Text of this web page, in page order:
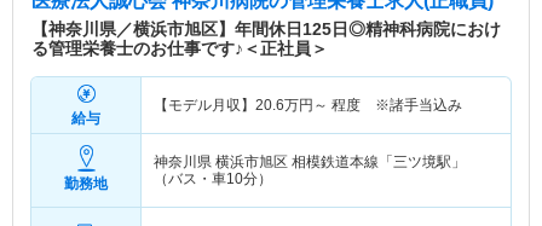
【神奈川県／横浜市旭区】年間休日125日◎精神科病院におけ
る管理栄養士のお仕事です♪＜正社員＞
給与
【モデル月収】 20.6万円～ 程度 ※諸手当込み
勤務地
神奈川県 横浜市旭区 相模鉄道本線「三ツ境駅」
（バス・車10分）